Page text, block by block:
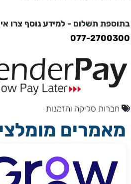
בתוספת תשלום - למידע נוסף צרו
077-2700300
חברות סליקה והזמנות
מאמרים